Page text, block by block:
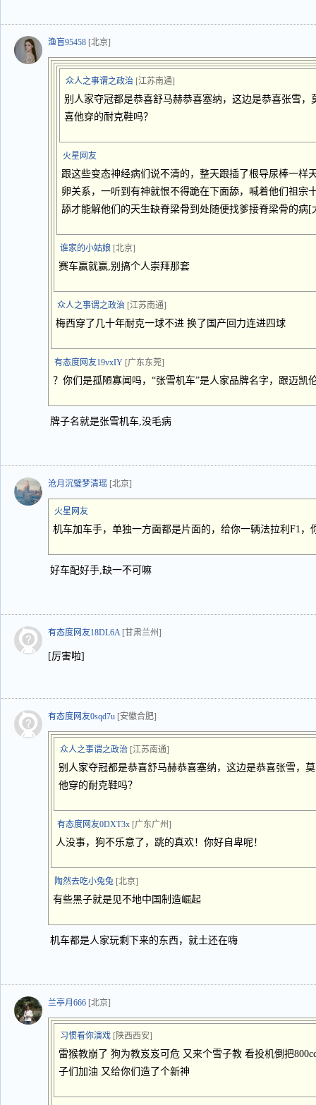
渔盲95458 [北京]
众人之事谓之政治 [江苏南通]
别人家夺冠都是恭喜舒马赫恭喜塞纳，这边是恭喜张雪
喜他穿的耐克鞋吗？
火星网友
跟这些变态神经病们说不清的，整天跟插了根导尿棒一样
卵关系，一听到有神就恨不得跪在下面舔，喊着他们祖宗
舔才能解他们的天生缺脊梁骨到处随便找爹接脊梁骨的病[
谁家的小姑娘 [北京]
赛车赢就赢,别搞个人崇拜那套
众人之事谓之政治 [江苏南通]
梅西穿了几十年耐克一球不进 换了国产回力连进四球
有态度网友19vxIY [广东东莞]
？你们是孤陋寡闻吗，“张雪机车”是人家品牌名字，跟迈凯
牌子名就是张雪机车,没毛病
沧月沉璧梦清瑶 [北京]
火星网友
机车加车手，单独一方面都是片面的，给你一辆法拉利F1，
好车配好手,缺一不可嘛
有态度网友18DL6A [甘肃兰州]
[厉害啦]
有态度网友0sqd7u [安徽合肥]
众人之事谓之政治 [江苏南通]
别人家夺冠都是恭喜舒马赫恭喜塞纳，这边是恭喜张雪，
他穿的耐克鞋吗？
有态度网友0DXT3x [广东广州]
人没事，狗不乐意了，跳的真欢！你好自卑呢！
陶然去吃小兔兔 [北京]
有些黑子就是见不地中国制造崛起
机车都是人家玩剩下来的东西，就土还在嗨
兰亭月666 [北京]
习惯看你演戏 [陕西西安]
雷猴教崩了 狗为教岌岌可危 又来个雪子教 看投机倒把
子们加油 又给你们造了个新神